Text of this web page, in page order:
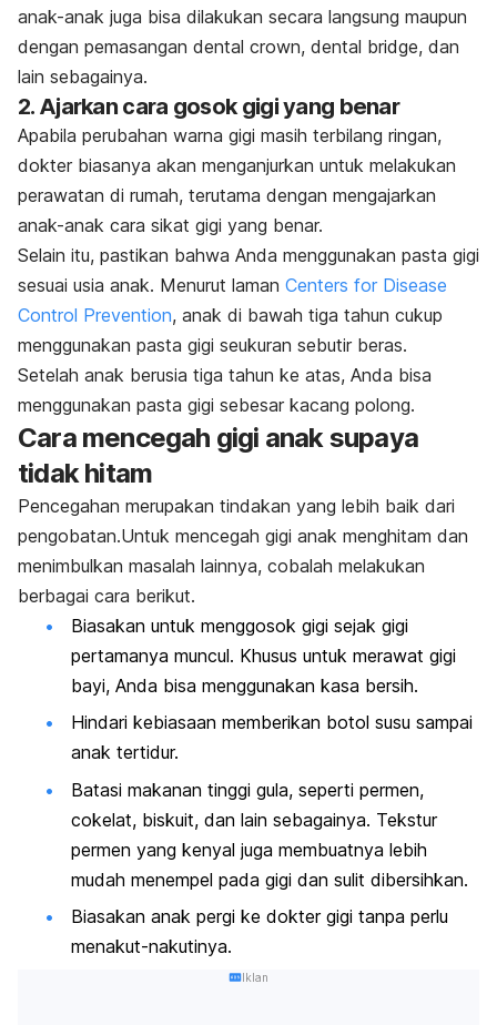
anak-anak juga bisa dilakukan secara langsung maupun
dengan pemasangan dental crown, dental bridge, dan
lain sebagainya.
2. Ajarkan cara gosok gigi yang benar
Apabila perubahan warna gigi masih terbilang ringan,
dokter biasanya akan menganjurkan untuk melakukan
perawatan di rumah, terutama dengan mengajarkan
anak-anak cara sikat gigi yang benar.
Selain itu, pastikan bahwa Anda menggunakan pasta gigi
sesuai usia anak. Menurut laman Centers for Disease
Control Prevention, anak di bawah tiga tahun cukup
menggunakan pasta gigi seukuran sebutir beras.
Setelah anak berusia tiga tahun ke atas, Anda bisa
menggunakan pasta gigi sebesar kacang polong.
Cara mencegah gigi anak supaya
tidak hitam
Pencegahan merupakan tindakan yang lebih baik dari
pengobatan.Untuk mencegah gigi anak menghitam dan
menimbulkan masalah lainnya, cobalah melakukan
berbagai cara berikut.
Biasakan untuk menggosok gigi sejak gigi
pertamanya muncul. Khusus untuk merawat gigi
bayi, Anda bisa menggunakan kasa bersih.
Hindari kebiasaan memberikan botol susu sampai
anak tertidur.
Batasi makanan tinggi gula, seperti permen,
cokelat, biskuit, dan lain sebagainya. Tekstur
permen yang kenyal juga membuatnya lebih
mudah menempel pada gigi dan sulit dibersihkan.
Biasakan anak pergi ke dokter gigi tanpa perlu
menakut-nakutinya.
Iklan